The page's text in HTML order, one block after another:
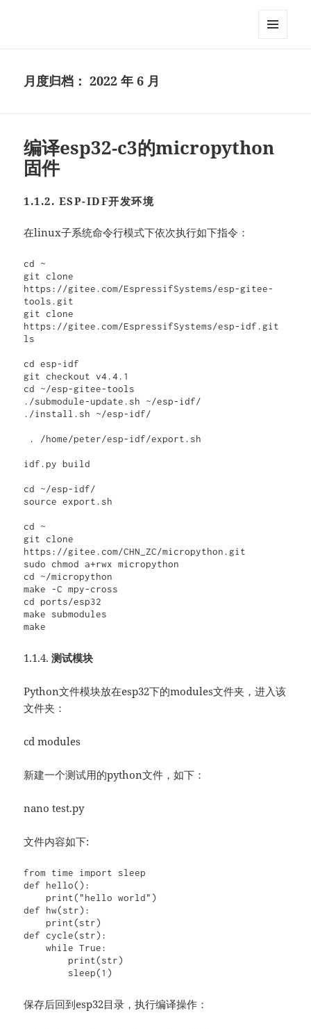
月度归档：2022 年 6 月
编译esp32-c3的micropython
固件
1.1.2. ESP-IDF开发环境
在linux子系统命令行模式下依次执行如下指令：
cd ~
git clone
https://gitee.com/EspressifSystems/esp-gitee-
tools.git
git clone
https://gitee.com/EspressifSystems/esp-idf.git
ls
cd esp-idf
git checkout v4.4.1
cd ~/esp-gitee-tools
./submodule-update.sh ~/esp-idf/
./install.sh ~/esp-idf/
idf.py build
cd ~/esp-idf/
source export.sh
cd ~
git clone
https://gitee.com/CHN_ZC/micropython.git
sudo chmod a+rwx micropython
cd ~/micropython
make -C mpy-cross
cd ports/esp32
make submodules
1.1.4.测试模块
Python文件模块放在esp32下的modules文件夹，进入该
文件夹：
cd modules
新建一个测试用的python文件，如下：
nano test.py
文件内容如下:
from time import sleep
def hello():
def hw(str):
def cycle(str):
    while True:
        sleep(1)
保存后回到esp32目录，执行编译操作：